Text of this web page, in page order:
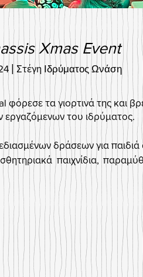
Xmas Event
Στέγη Ιδρύματος Ωνάση
τα γιορτινά της και
εργαζόμενων του ιδρύματος.
δράσεων για παιδιά
παιχνίδια,